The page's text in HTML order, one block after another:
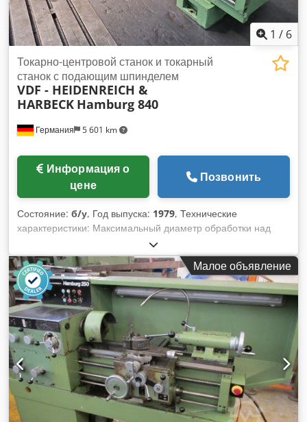
1 / 6
Германия 5 601 km
Токарно-центровой станок и токарный
станок с подающим шпинделем
VDF - HEIDENREICH &
HARBECK Hamburg 840
цене
Позвонить
Состояние: б/у, Год выпуска: 1979, Технические
характеристики: Максимальный диаметр обработки над
станиной: 840 мм Максимальный диаметр обработки над
суппортом: 520 мм Максимальная длина обработки: 4000
мм Максимальный диаметр обработки в зоне выточки: 920
мм Длина зоны выточки: 500 мм Диапазон частоты
вращения шпинделя: 7,1 - 1400 об/мин Подача за один
оборот: 0,032 - 2,24 мм Диаметр четырехкулачкового
патрона: 800 мм Общая потребляемая мощность: 22 кВт
Приблизительный вес станка: 6,5 т Приблизительные
габаритные размеры: 6,5 x 1,5 x 2,0 м в комплекте с
цифровой индикацией HEIDENHAIN Трехкулачковый
патрон, диаметр 315 мм Многофункциональный держатель
инструмента MULTIFIX 2 неподвижных упора (отверстие
340 мм, 520 мм) Cjdpfszm S Ahjx Ahueha *
Малое объявление